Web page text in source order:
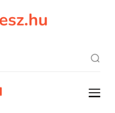
finomlesz.hu
Recept, ami finom lesz.